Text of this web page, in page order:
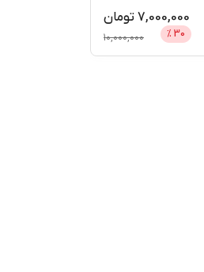
7,000,000 تومان
30
%
10,000,000